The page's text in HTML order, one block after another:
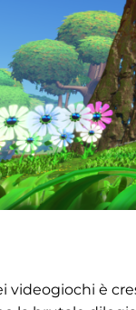
videogiochi è